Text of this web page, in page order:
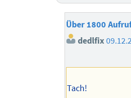
Über 1800
dedlfix
Tach!